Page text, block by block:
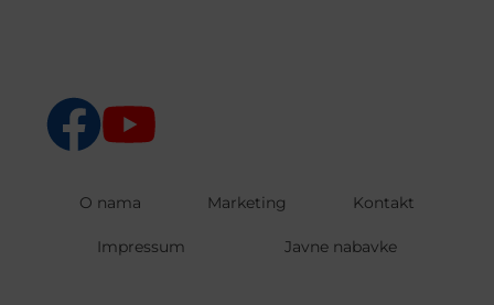
O nama Marketing Kontakt
Impressum Javne nabavke